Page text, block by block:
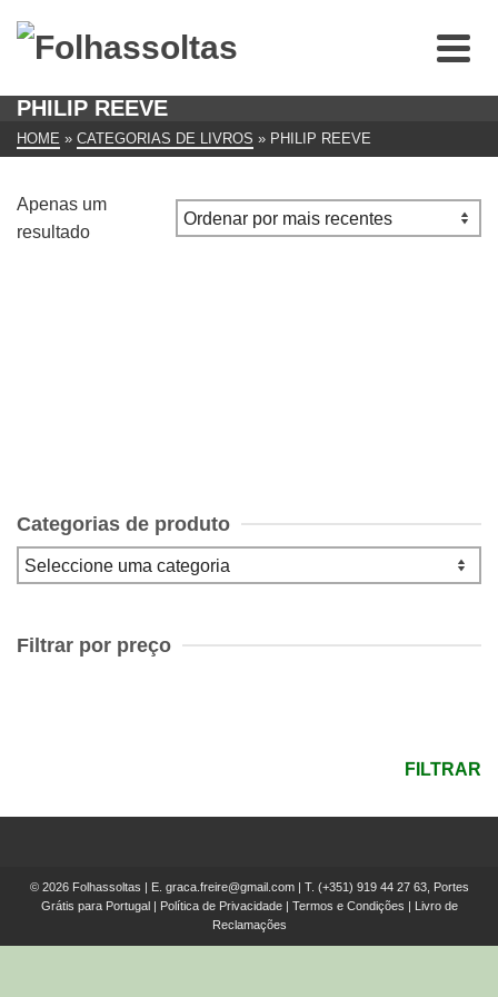
PHILIP REEVE
HOME » CATEGORIAS DE LIVROS » PHILIP REEVE
Apenas um
resultado
Categorias de produto
Filtrar por preço
FILTRAR
© 2026 Folhassoltas | E. graca.freire@gmail.com| T. (+351) 919 44 27 63, Portes
Grátis para Portugal
Política de Privacidade| Termos e Condições
Livro de
Reclamações